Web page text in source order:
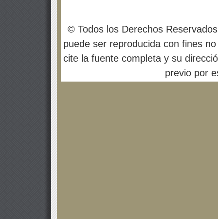
© Todos los Derechos
puede ser reproducida con fines
cite la fuente completa y su
previo por